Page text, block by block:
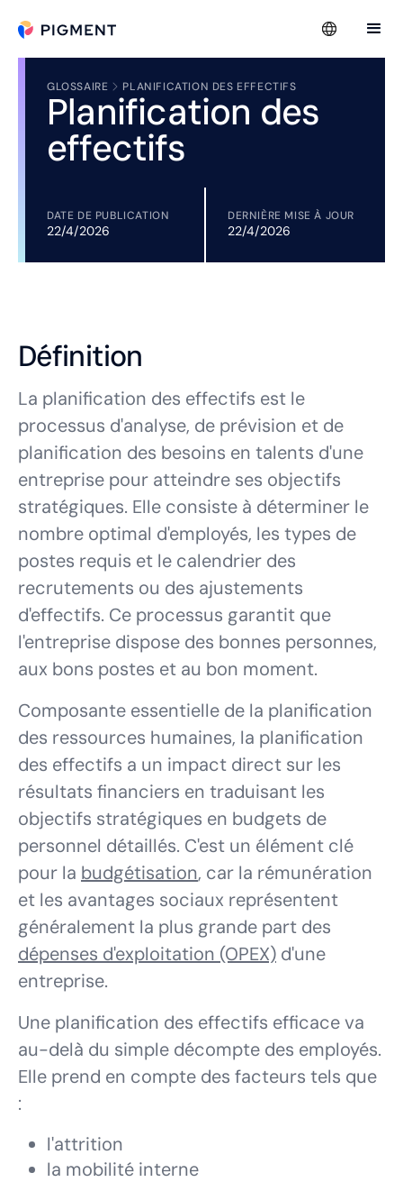
GLOSSAIRE PLANIFICATION DES EFFECTIFS
Planification des
effectifs
DATE DE PUBLICATION
22/4/2026
DERNIÈRE MISE À JOUR
22/4/2026
Définition
La planification des effectifs est le
processus d'analyse, de prévision et de
planification des besoins en talents d'une
entreprise pour atteindre ses objectifs
stratégiques. Elle consiste à déterminer le
nombre optimal d'employés, les types de
postes requis et le calendrier des
recrutements ou des ajustements
d'effectifs. Ce processus garantit que
l'entreprise dispose des bonnes personnes,
aux bons postes et au bon moment.
Composante essentielle de la planification
des ressources humaines, la planification
des effectifs a un impact direct sur les
résultats financiers en traduisant les
objectifs stratégiques en budgets de
personnel détaillés. C'est un élément clé
pour la budgétisation, car la rémunération
et les avantages sociaux représentent
généralement la plus grande part des
dépenses d'exploitation (OPEX) d'une
entreprise.
Une planification des effectifs efficace va
au-delà du simple décompte des employés.
Elle prend en compte des facteurs tels que
:
l'attrition
la mobilité interne